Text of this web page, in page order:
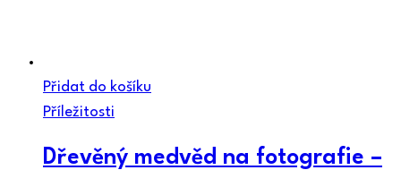
Přidat do košíku
Příležitosti
Dřevěný medvěd na fotografie –